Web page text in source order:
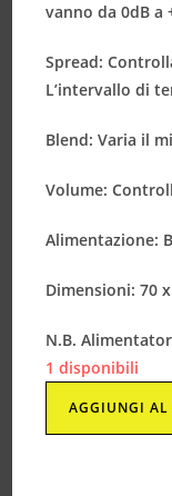
vanno da 0dB a
Spread:
L’intervallo di
Blend: Varia il
Volume:
Alimentazione:
Dimensioni: 70
N.B.
1 disponibili
AGGIUNGI AL